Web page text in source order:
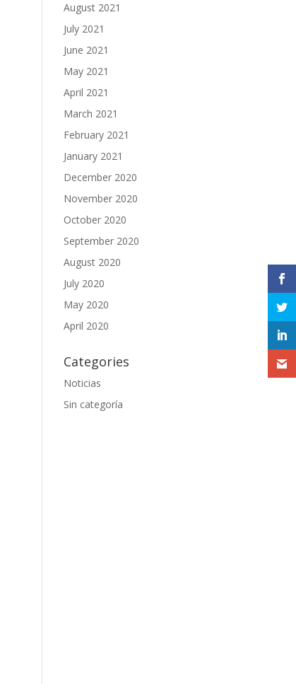
August 2021
July 2021
June 2021
May 2021
April 2021
March 2021
February 2021
January 2021
December 2020
November 2020
October 2020
September 2020
August 2020
July 2020
May 2020
April 2020
Categories
Noticias
Sin categoría